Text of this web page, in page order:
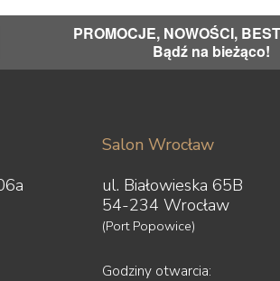
PROMOCJE, NOWOŚCI,
Bądź na bieżąco!
Salon Wrocław
ul. Białowieska 65B
54-234 Wrocław
(Port Popowice)
Godziny otwarcia: